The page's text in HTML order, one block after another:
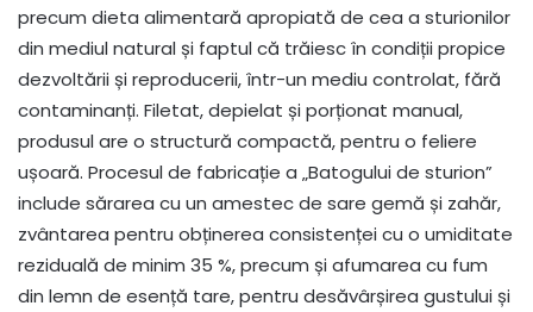
precum dieta alimentară apropiată de cea a sturionilor
din mediul natural și faptul că trăiesc în condiții propice
dezvoltării și reproducerii, într-un mediu controlat, fără
contaminanți. Filetat, depielat și porționat manual,
produsul are o structură compactă, pentru o feliere
ușoară. Procesul de fabricație a „Batogului de sturion”
include sărarea cu un amestec de sare gemă și zahăr,
zvântarea pentru obținerea consistenței cu o umiditate
reziduală de minim 35 %, precum și afumarea cu fum
din lemn de esență tare, pentru desăvârșirea gustului și